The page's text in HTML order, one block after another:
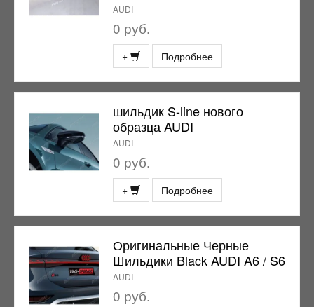
AUDI
0 руб.
+ Подробнее
шильдик S-line нового
образца AUDI
AUDI
0 руб.
+ Подробнее
Оригинальные Черные
Шильдики Black AUDI A6 / S6
AUDI
0 руб.